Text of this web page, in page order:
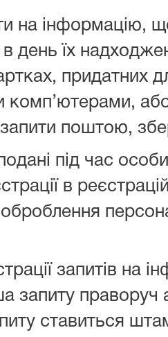
на інформацію,
день їх
придатних
комп’ютерами,
поштою,
під час
в
запитів на
запиту праворуч
ставиться